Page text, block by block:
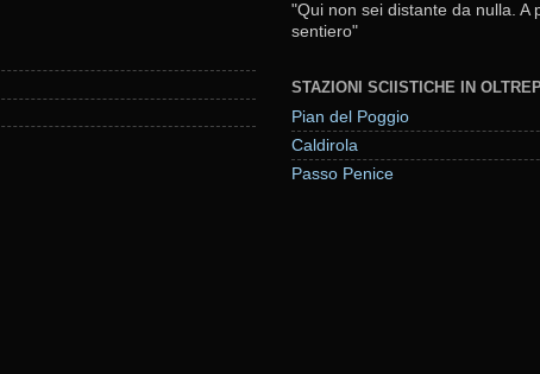
"Qui non sei distante da nulla. A
sentiero"
STAZIONI SCIISTICHE IN
Pian del Poggio
Caldirola
Passo Penice